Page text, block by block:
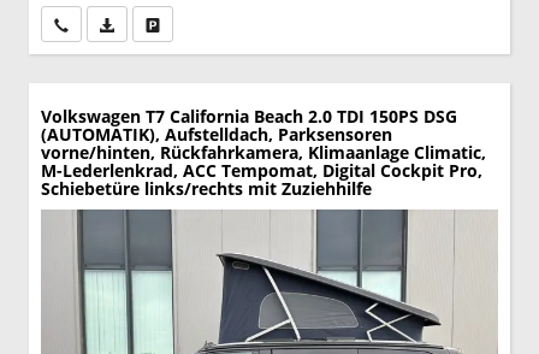
Wir rufen Sie anPDF-Datei, Fahrzeugexposé drucken
Volkswagen T7 California Beach 2.0 TDI 150PS DSG
(AUTOMATIK), Aufstelldach, Parksensoren
vorne/hinten, Rückfahrkamera, Klimaanlage Climatic,
M-Lederlenkrad, ACC Tempomat, Digital Cockpit Pro,
Schiebetüre links/rechts mit Zuziehhilfe